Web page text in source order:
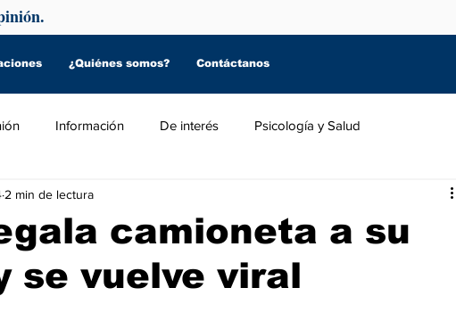
¿Quiénes somos? Contáctanos
Información De interés Psicología y Salud
camioneta a su
se vuelve viral
2 min de lectura